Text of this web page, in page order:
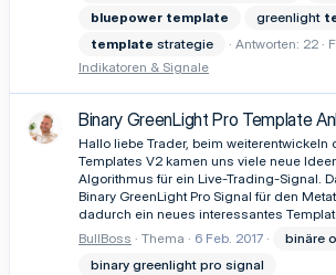
bluepower template greenlight
template strategie Antworten: 22
Indikatoren & Signale
Binary GreenLight Pro Template
Hallo liebe Trader, beim weiterentwickeln
Templates V2 kamen uns viele neue
Algorithmus für ein Live-Trading-Signal.
Binary GreenLight Pro Signal für den
dadurch ein neues interessantes
BullBoss
Thema 6 Feb. 2017 binäre
binary greenlight pro signal